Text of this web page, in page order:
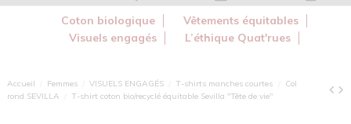
Coton biologique
Vêtements équitables
Visuels engagés
L’éthique Quat'rues
Accueil Femmes VISUELS ENGAGÉS T-shirts manches courtes
Col
rond SEVILLA
T-shirt coton bio/recyclé équitable Sevilla "Tête de vie"